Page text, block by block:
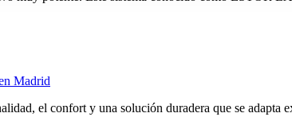
Madrid
el confort y una solución duradera que se adapta